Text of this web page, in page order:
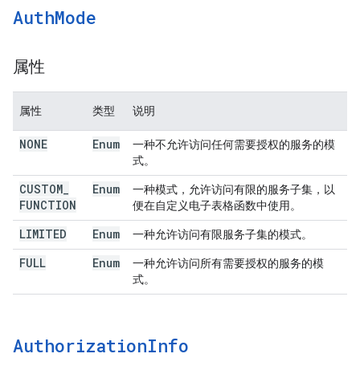
AuthMode
属性
属性 类型 说明
NONE Enum
一种不允许访问任何需要授权的服务的模
式。
CUSTOM
FUNCTION
Enum
一种模式，允许访问有限的服务子集，以
便在自定义电子表格函数中使用。
LIMITED Enum 一种允许访问有限服务子集的模式。
FULL Enum
一种允许访问所有需要授权的服务的模
式。
AuthorizationInfo